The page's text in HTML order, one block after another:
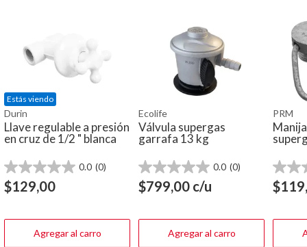
Estás viendo
Durin
Llave regulable a presión
en cruz de 1/2 " blanca
0.0 (0)
0.0
de
5
$129,00
Agregar al carro
Ecolife
Válvula supergas
garrafa 13 kg
0.0 (0)
0.0
de
5
$799,00 c/u
Agregar al carro
PRM
0.0
de
5
$